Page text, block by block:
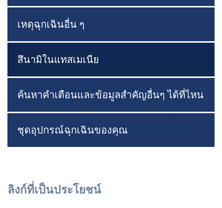
เหตุฉุกเฉินอื่น ๆ
สึนามิในแทสเมเนีย
ค้นหาคำเตือนและข้อมูลสำคัญอื่นๆ ได้ที่ไหน
ชุดอุปกรณ์ฉุกเฉินของคุณ
ลิงก์ที่เป็นประโยชน์